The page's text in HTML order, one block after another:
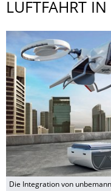
LUFTFAHRT
Die Integration von